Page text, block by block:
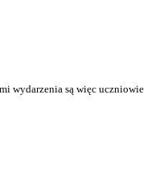
wydarzenia są więc uczniowie